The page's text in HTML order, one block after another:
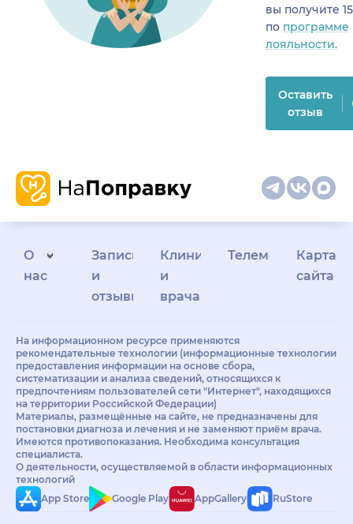
вы получите
по программе
лояльности.
Оставить
отзыв
О
нас
Запись
и
отзывы
Клиникам
и
врачам
Телемедицина
Карта
сайта
На информационном ресурсе применяются
рекомендательные технологии (информационные технологии
предоставления информации на основе сбора,
систематизации и анализа сведений, относящихся к
предпочтениям пользователей сети "Интернет", находящихся
на территории Российской Федерации)
Материалы, размещённые на сайте, не предназначены для
постановки диагноза и лечения и не заменяют приём врача.
Имеются противопоказания. Необходима консультация
специалиста.
О деятельности, осуществляемой в области информационных
технологий
App Store
Google Play AppGallery RuStore